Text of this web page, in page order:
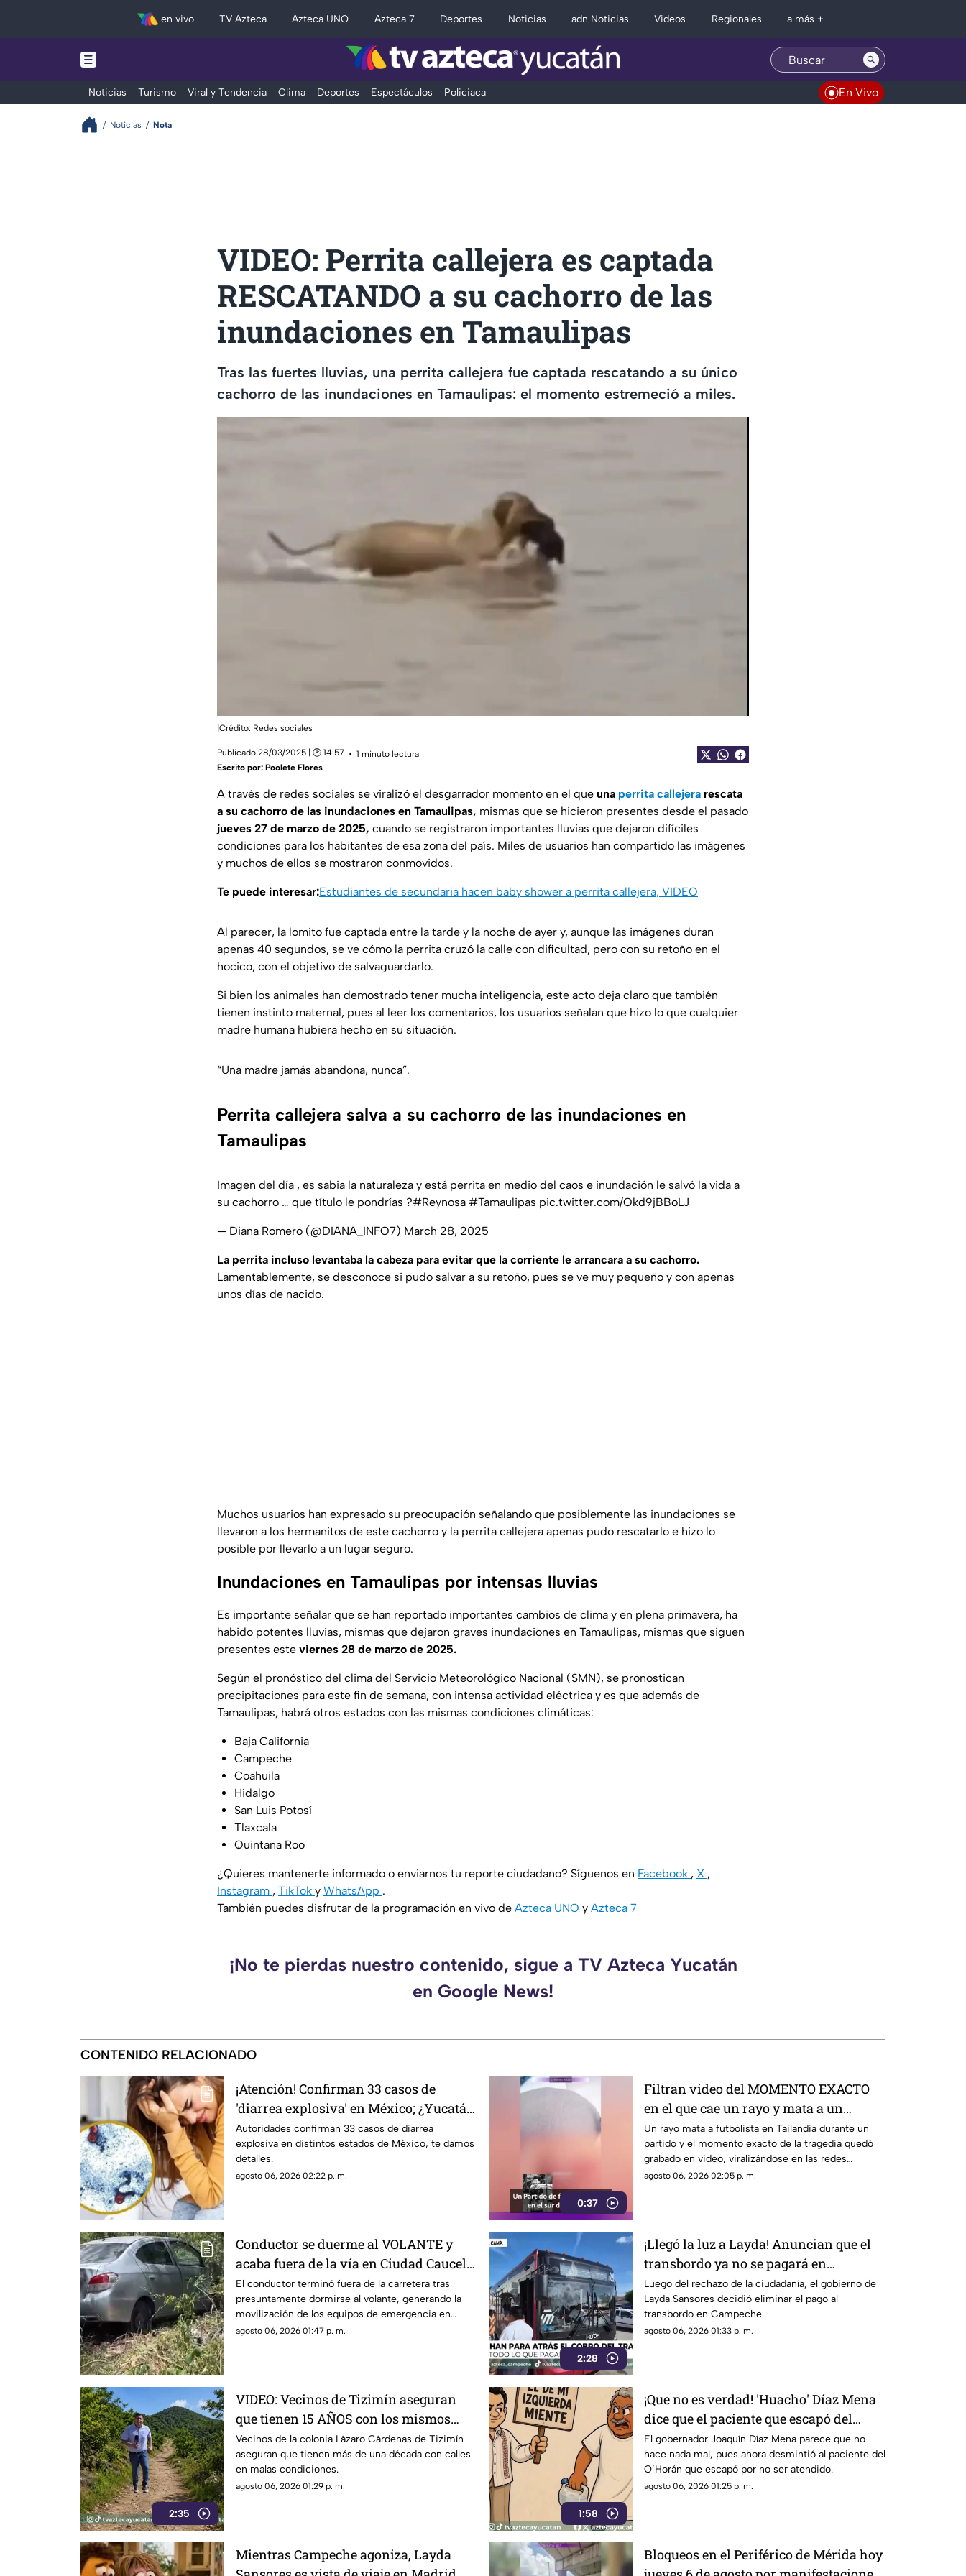
en vivo TV Azteca Azteca UNO Azteca 7 Deportes Noticias adn Noticias Videos Regionales a más +
Noticias Turismo Viral y Tendencia Clima Deportes Espectáculos Policiaca En Vivo
Noticias Nota
VIDEO: Perrita callejera es captada
RESCATANDO a su cachorro de las
inundaciones en Tamaulipas
Tras las fuertes lluvias, una perrita callejera fue captada rescatando a su único
cachorro de las inundaciones en Tamaulipas: el momento estremeció a miles.
|Crédito: Redes sociales
Publicado 28/03/2025 | 🕑 14:57
1 minuto lectura
Escrito por: Poolete Flores
A través de redes sociales se viralizó el desgarrador momento en el que una perrita callejera rescata
a su cachorro de las inundaciones en Tamaulipas, mismas que se hicieron presentes desde el pasado
jueves 27 de marzo de 2025, cuando se registraron importantes lluvias que dejaron difíciles
condiciones para los habitantes de esa zona del país. Miles de usuarios han compartido las imágenes
y muchos de ellos se mostraron conmovidos.
Te puede interesar:Estudiantes de secundaria hacen baby shower a perrita callejera, VIDEO
Al parecer, la lomito fue captada entre la tarde y la noche de ayer y, aunque las imágenes duran
apenas 40 segundos, se ve cómo la perrita cruzó la calle con dificultad, pero con su retoño en el
hocico, con el objetivo de salvaguardarlo.
Si bien los animales han demostrado tener mucha inteligencia, este acto deja claro que también
tienen instinto maternal, pues al leer los comentarios, los usuarios señalan que hizo lo que cualquier
madre humana hubiera hecho en su situación.
“Una madre jamás abandona, nunca”.
Perrita callejera salva a su cachorro de las inundaciones en
Tamaulipas
Imagen del día , es sabia la naturaleza y está perrita en medio del caos e inundación le salvó la vida a
su cachorro … que título le pondrías ?#Reynosa #Tamaulipas pic.twitter.com/Okd9jBBoLJ
— Diana Romero (@DIANA_INFO7) March 28, 2025
La perrita incluso levantaba la cabeza para evitar que la corriente le arrancara a su cachorro.
Lamentablemente, se desconoce si pudo salvar a su retoño, pues se ve muy pequeño y con apenas
unos días de nacido.
Muchos usuarios han expresado su preocupación señalando que posiblemente las inundaciones se
llevaron a los hermanitos de este cachorro y la perrita callejera apenas pudo rescatarlo e hizo lo
posible por llevarlo a un lugar seguro.
Inundaciones en Tamaulipas por intensas lluvias
Es importante señalar que se han reportado importantes cambios de clima y en plena primavera, ha
habido potentes lluvias, mismas que dejaron graves inundaciones en Tamaulipas, mismas que siguen
presentes este viernes 28 de marzo de 2025.
Según el pronóstico del clima del Servicio Meteorológico Nacional (SMN), se pronostican
precipitaciones para este fin de semana, con intensa actividad eléctrica y es que además de
Tamaulipas, habrá otros estados con las mismas condiciones climáticas:
Baja California
Campeche
Coahuila
Hidalgo
San Luis Potosí
Tlaxcala
Quintana Roo
¿Quieres mantenerte informado o enviarnos tu reporte ciudadano? Síguenos en Facebook , X ,
Instagram , TikTok y WhatsApp .
También puedes disfrutar de la programación en vivo de Azteca UNO y Azteca 7
¡No te pierdas nuestro contenido, sigue a TV Azteca Yucatán
en Google News!
CONTENIDO RELACIONADO
¡Atención! Confirman 33 casos de
'diarrea explosiva' en México; ¿Yucatán
en riesgo?
Autoridades confirman 33 casos de diarrea
explosiva en distintos estados de México, te damos
detalles.
agosto 06, 2026 02:22 p. m.
0:37
Filtran video del MOMENTO EXACTO
en el que cae un rayo y mata a un
futbolista; otros 12 resultaron heridos
Un rayo mata a futbolista en Tailandia durante un
partido y el momento exacto de la tragedia quedó
grabado en video, viralizándose en las redes
sociales.
agosto 06, 2026 02:05 p. m.
Conductor se duerme al VOLANTE y
acaba fuera de la vía en Ciudad Caucel;
así ocurrió el accidente
El conductor terminó fuera de la carretera tras
presuntamente dormirse al volante, generando la
movilización de los equipos de emergencia en
Caucel.
agosto 06, 2026 01:47 p. m.
2:28
¡Llegó la luz a Layda! Anuncian que el
transbordo ya no se pagará en
Campeche
Luego del rechazo de la ciudadanía, el gobierno de
Layda Sansores decidió eliminar el pago al
transbordo en Campeche.
agosto 06, 2026 01:33 p. m.
2:35
VIDEO: Vecinos de Tizimín aseguran
que tienen 15 AÑOS con los mismos
baches
Vecinos de la colonia Lázaro Cárdenas de Tizimín
aseguran que tienen más de una década con calles
en malas condiciones.
agosto 06, 2026 01:29 p. m.
1:58
¡Que no es verdad! 'Huacho' Díaz Mena
dice que el paciente que escapó del
O'Horán MIENTE
El gobernador Joaquín Díaz Mena parece que no
hace nada mal, pues ahora desmintió al paciente del
O’Horán que escapó por no ser atendido.
agosto 06, 2026 01:25 p. m.
Mientras Campeche agoniza, Layda
Bloqueos en el Periférico de Mérida hoy